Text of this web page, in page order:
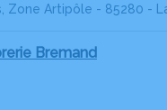
Zone Artipôle - 85280 -
Bremand